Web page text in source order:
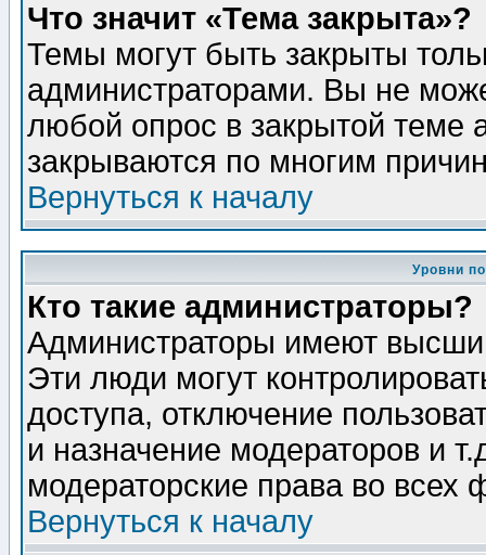
Что значит «Тема закрыта»?
Темы могут быть закрыты
администраторами. Вы не
любой опрос в закрытой теме
закрываются по многим
Вернуться к началу
Уровни
Кто такие администраторы?
Администраторы имеют
Эти люди могут
доступа, отключение
и назначение модераторов и
модераторские права во всех
Вернуться к началу